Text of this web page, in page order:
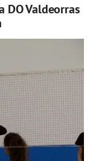
DO Valdeorras